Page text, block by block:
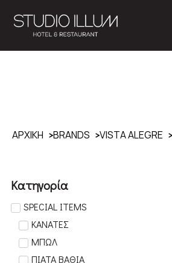
ΑΡΧΙΚΗ BRANDS VISTA ALEGRE
Κατηγορία
SPECIAL ITEMS
ΚΑΝΑΤΕΣ
ΜΠΩΛ
ΠΙΑΤΑ ΒΑΘΙΑ